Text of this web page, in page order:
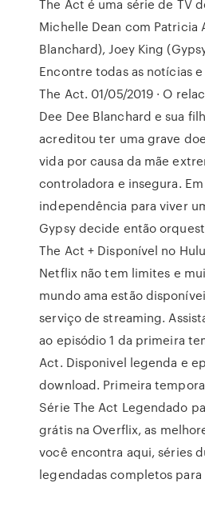
The Act é uma série de TV
Michelle Dean com Patricia
Blanchard), Joey King
Encontre todas as notícias
The Act. 01/05/2019 · O
Dee Dee Blanchard e sua
acreditou ter uma grave
vida por causa da mãe
controladora e insegura.
independência para viver
Gypsy decide então
The Act + Disponível no
Netflix não tem limites e
mundo ama estão
serviço de streaming.
ao episódio 1 da primeira
Act. Disponivel legenda e
download. Primeira
Série The Act Legendado
grátis na Overflix, as
você encontra aqui, séries
legendadas completos para